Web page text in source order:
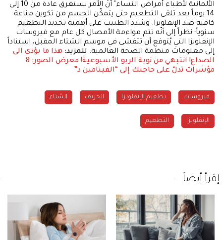
الألمانية لأطباء أمراض النساء" أنّ الأمر يستغرق عادة من 10 إلى
14 يوماً بعد تلقي التطعيم حتى يتمكّن الجسم من تكوين مناعة
كافية ضد الإنفلونزا. وشدد الطبيب على أهمية تجديد التطعيم
سنوياً؛ نظراً إلى أنّه تتم مواءمة الأمصال كل عام مع فيروسات
الإنفلونزا التي يُتوقع أن تتفشى في موسم الشتاء المقبل، استناداً
إلى معلومات منظمة الصحة العالمية. للمزيد: هذا ما يؤدي الى
الصداع! انتبهي من نوبة الربو الأسبوعية!
معرض الصور: 8
مؤشرات تدلّ على حاجتك إلى “الفيتامين د”
فيروسات تطعيم الإنفلونزا الخريف الشتاء
الإنفلونزا التطعيم
إقرأ أيضاً